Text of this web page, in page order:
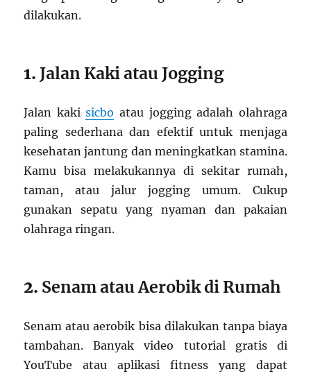
dilakukan.
1. Jalan Kaki atau Jogging
Jalan kakisicbo atau jogging adalah olahraga
paling sederhana dan efektif untuk menjaga
kesehatan jantung dan meningkatkan stamina.
Kamu bisa melakukannya di sekitar rumah,
taman, atau jalur jogging umum. Cukup
gunakan sepatu yang nyaman dan pakaian
olahraga ringan.
2. Senam atau Aerobik di Rumah
Senam atau aerobik bisa dilakukan tanpa biaya
tambahan. Banyak video tutorial gratis di
YouTube atau aplikasi fitness yang dapat